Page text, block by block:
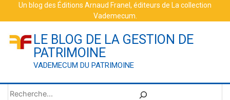
Un blog des Éditions Arnaud Franel , éditeurs de La collection
Vademecum
LE BLOG DE LA GESTION DE
PATRIMOINE
VADEMECUM DU PATRIMOINE
Rechercher